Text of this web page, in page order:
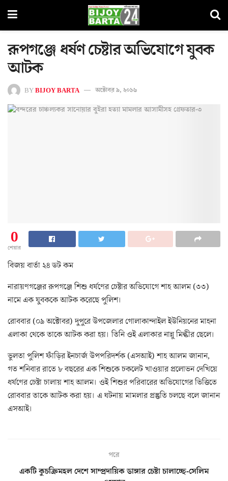
রূপগঞ্জে ধর্ষণ চেষ্টার অভিযোগে যুবক
আটক
BYBIJOY BARTA অক্টোবর ৯, ২০১৬
0
শেয়ার
বিজয় বার্তা ২৪ ডট কম
নারায়ণগঞ্জের রূপগঞ্জে শিশু ধর্ষণের চেষ্টার অভিযোগে শাহ আলম (৩৩)
নামে এক যুবককে আটক করেছে পুলিশ।
রোববার (০৯ অক্টোবর) দুপুরে উপজেলার গোলাকান্দাইল ইউনিয়নের মাহনা
এলাকা থেকে তাকে আটক করা হয়। তিনি ওই এলাকার নান্নু মিল্কীর ছেলে।
ভুলতা পুলিশ ফাঁড়ির ইনচার্জ উপপরিদর্শক (এসআই) শাহ আলম জানান,
গত শনিবার রাতে ৮ বছরের এক শিশুকে চকলেট খাওয়ার প্রলোভন দেখিয়ে
ধর্ষণের চেষ্টা চালায় শাহ আলম। ওই শিশুর পরিবারের অভিযোগের ভিত্তিতে
রোববার তাকে আটক করা হয়। এ ঘটনায় মামলার প্রস্তুতি চলছে বলে জানান
এসআই।
পরে
একটি কুচক্রিমহল দেশে সাম্প্রদায়িক ডাঙ্গার চেষ্টা চালাচ্ছে-সেলিম